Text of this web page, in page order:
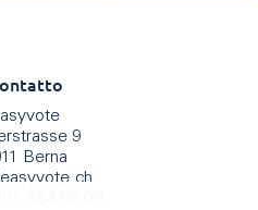
9
Berna
easyvote.ch